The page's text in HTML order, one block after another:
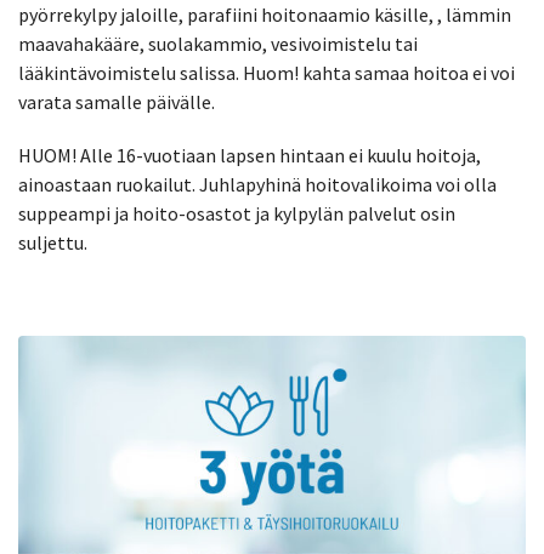
pyörrekylpy jaloille, parafiini hoitonaamio käsille, , lämmin
maavahakääre, suolakammio, vesivoimistelu tai
lääkintävoimistelu salissa. Huom! kahta samaa hoitoa ei voi
varata samalle päivälle.
HUOM! Alle 16-vuotiaan lapsen hintaan ei kuulu hoitoja,
ainoastaan ruokailut. Juhlapyhinä hoitovalikoima voi olla
suppeampi ja hoito-osastot ja kylpylän palvelut osin
suljettu.